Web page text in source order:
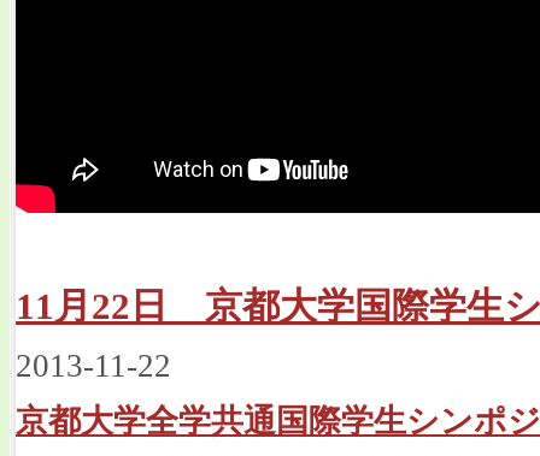
11月22日 京都大学国際学生
2013-11-22
京都大学全学共通国際学生シンポ